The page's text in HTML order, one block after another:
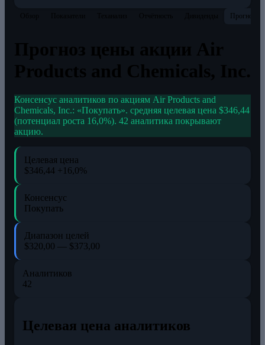
Прогнозы
Консенсус аналитиков по акциям Air Products and
Chemicals, Inc.: «Покупать». средняя целевая цена $346,44
(потенциал роста 16,0%). 42 аналитика покрывают
акцию.
Целевая цена
$346,44 +16,0%
Консенсус
Покупать
Диапазон целей
$320,00 — $373,00
Аналитиков
42
Целевая цена аналитиков